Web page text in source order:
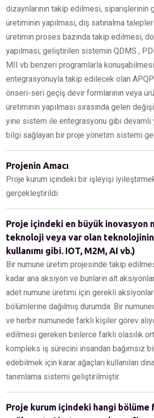
dizaynlarının takip edilmesi, siparişlerinin
üretiminin yapılması, dış satınalma
üretimin proses bazında takip edilmesi,
yapılması, geliştirilen sistemin QDMS ,
MII vb benzeri programlarla
entegrasyonuyla takip edilecek olan APQP
önseri-seri geçiş devir formlarının veya
üretiminin yapılması sırasında gelen
yine sistem ile entegrasyonu gibi devamlı
bilgi sağlayan bir proje yönetim sistemi
Projenin Amacı
Proje kurum içindeki bir işleyişi
gerçekleştirildi.
Proje içindeki en büyük inovasyon
teknoloji veya var olan teknolojinin
kullanımı gibi. IOT, M2M, AI vb.)
Bir numune üretim projesinde takip
kadar ana aksiyon ve bunların alt
adet numune üretimi için gerekli aksiyonlar
bölümlerine dağılmış durumda. Bir
ve herbir numunede farklı kişiler görev
edilmesi gereken binlerce farklı olasılık
kompleks iş sürecini insandan bağımsız
edebilmek için karar ağaçları kullanılan
tanımlama sistemi geliştirilmiştir.
Proje kurum içindeki hangi bölüme